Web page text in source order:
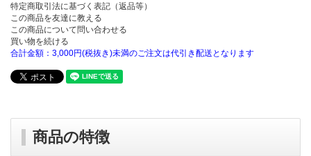
特定商取引法に基づく表記（返品等）
この商品を友達に教える
この商品について問い合わせる
買い物を続ける
合計金額：3,000円(税抜き)未満のご注文は代引き配送となります
商品の特徴